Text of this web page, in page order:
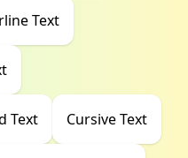
Text
Text Cursive Text